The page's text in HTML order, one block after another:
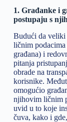
1. Građanke i
postupaju s
Budući da veliki
ličnim
građana) i
pitanja
obrade na
korisnike.
omogućio
njihovim ličnim
uvid u to koje
čuva, kako i